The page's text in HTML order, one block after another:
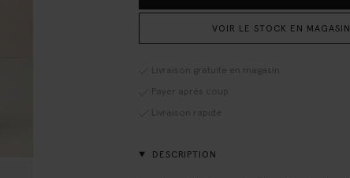
VOIR LE STOCK EN MAGASIN
Livraison gratuite en magasin
Payer après coup
Livraison rapide
DESCRIPTION